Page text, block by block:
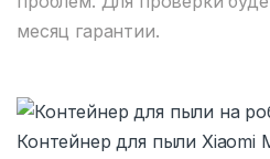
месяц гарантии.
Контейнер для пыли Xiaomi